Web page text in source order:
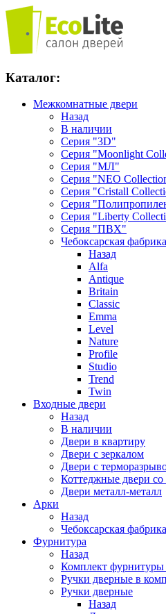
Каталог:
Межкомнатные двери
Назад
В наличии
Серия "3D"
Серия "Moonlight
Серия "МЛ"
Серия "NEO
Серия "Cristall
Серия
Серия "Liberty
Серия "ПВХ"
Чебоксарская
Назад
Alfa
Antique
Britain
Classic
Emma
Level
Nature
Profile
Studio
Trend
Twin
Входные двери
Назад
В наличии
Двери в квартиру
Двери с зеркалом
Двери с
Коттеджные двери со
Двери металл-металл
Арки
Назад
Чебоксарская
Фурнитура
Назад
Комплект
Ручки дверные в
Ручки дверные
Назад